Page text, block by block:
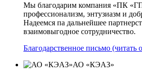
Мы благодарим компания «ПК
профессионализм, энтузиазм и
Надеемся па дальнейшее
взаимовыгодное сотрудничество.
Благодарственное письмо (читать
АО «КЭАЗ»